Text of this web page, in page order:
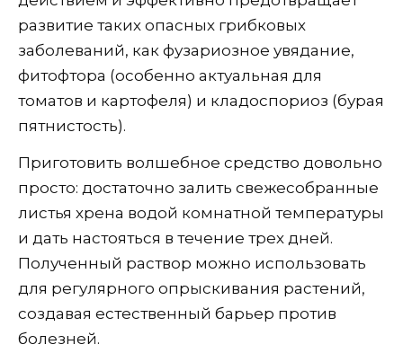
развитие таких опасных грибковых
заболеваний, как фузариозное увядание,
фитофтора (особенно актуальная для
томатов и картофеля) и кладоспориоз (бурая
пятнистость).
Приготовить волшебное средство довольно
просто: достаточно залить свежесобранные
листья хрена водой комнатной температуры
и дать настояться в течение трех дней.
Полученный раствор можно использовать
для регулярного опрыскивания растений,
создавая естественный барьер против
болезней.